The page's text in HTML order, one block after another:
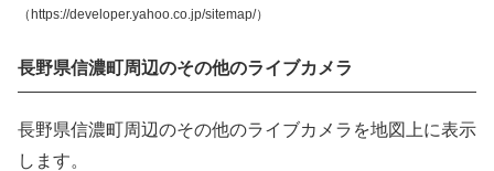
（https://developer.yahoo.co.jp/sitemap/）
長野県信濃町周辺のその他のライブカメラ
長野県信濃町周辺のその他のライブカメラを地図上に表示
します。